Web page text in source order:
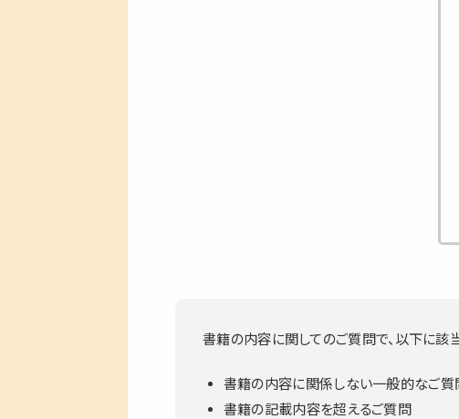
書籍の内容に関してのご質問で、以下に該
書籍の内容に関係しない一般的なご
書籍の記載内容を超えるご質問